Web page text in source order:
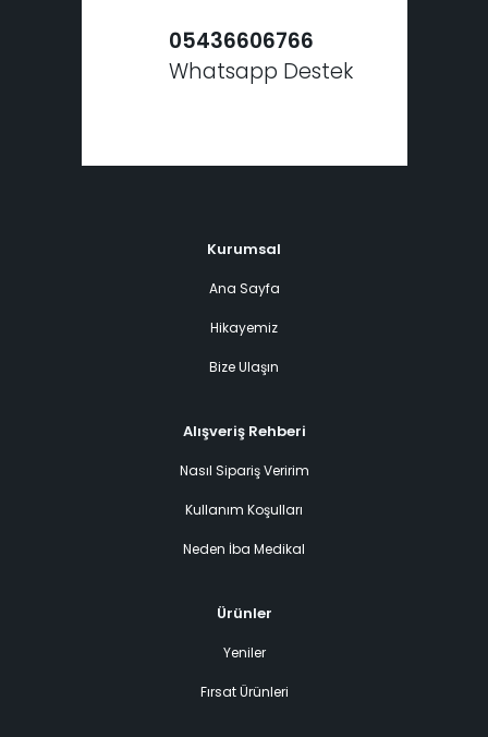
05436606766
Whatsapp Destek
Kurumsal
Ana Sayfa
Hikayemiz
Bize Ulaşın
Alışveriş Rehberi
Nasıl Sipariş Veririm
Kullanım Koşulları
Neden İba Medikal
Ürünler
Yeniler
Fırsat Ürünleri